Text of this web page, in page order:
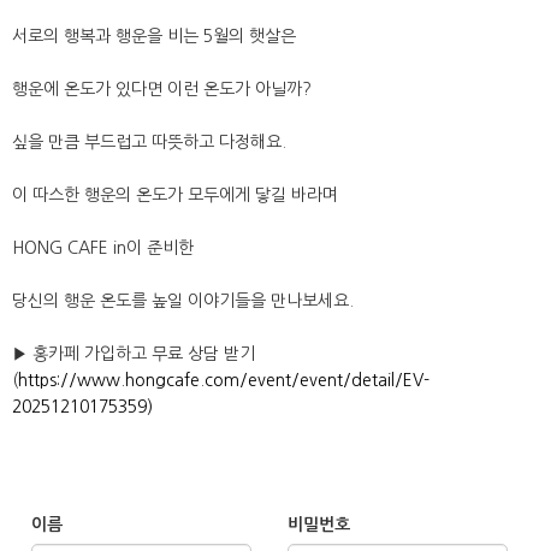
서로의 행복과 행운을 비는 5월의 햇살은
행운에 온도가 있다면 이런 온도가 아닐까?
싶을 만큼 부드럽고 따뜻하고 다정해요.
이 따스한 행운의 온도가 모두에게 닿길 바라며
HONG CAFE in이 준비한
당신의 행운 온도를 높일 이야기들을 만나보세요.
▶ 홍카페 가입하고 무료 상담 받기
( https://www.hongcafe.com/event/event/detail/EV-
20251210175359)
이름 비밀번호